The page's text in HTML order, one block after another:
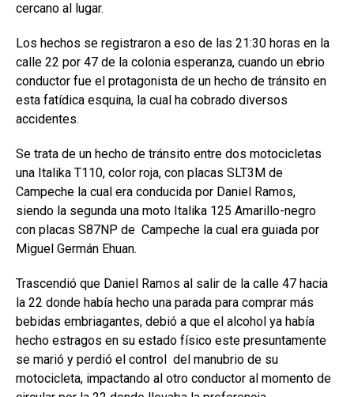
cercano al lugar.
Los hechos se registraron a eso de las 21:30 horas en la
calle 22 por 47 de la colonia esperanza, cuando un ebrio
conductor fue el protagonista de un hecho de tránsito en
esta fatídica esquina, la cual ha cobrado diversos
accidentes.
Se trata de un hecho de tránsito entre dos motocicletas
una Italika T110, color roja, con placas SLT3M de
Campeche la cual era conducida por Daniel Ramos,
siendo la segunda una moto Italika 125 Amarillo-negro
con placas S87NP de Campeche la cual era guiada por
Miguel Germán Ehuan.
Trascendió que Daniel Ramos al salir de la calle 47 hacia
la 22 donde había hecho una parada para comprar más
bebidas embriagantes, debió a que el alcohol ya había
hecho estragos en su estado físico este presuntamente
se marió y perdió el control del manubrio de su
motocicleta, impactando al otro conductor al momento de